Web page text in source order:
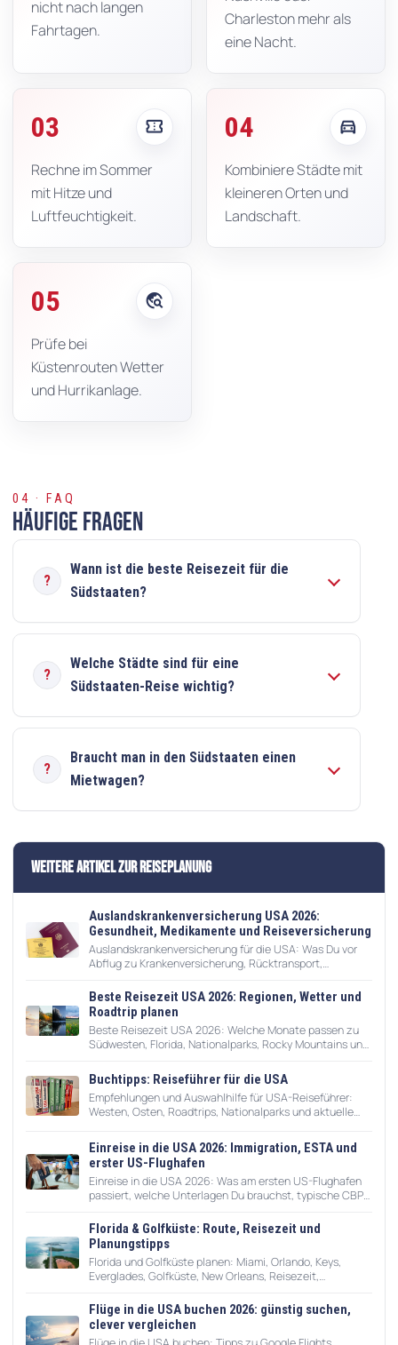
nicht nach langen
Fahrtagen.
Charleston mehr als
eine Nacht.
03 confirmation_number
Rechne im Sommer
mit Hitze und
Luftfeuchtigkeit.
04 directions_car
Kombiniere Städte mit
kleineren Orten und
Landschaft.
05 travel_explore
Prüfe bei
Küstenrouten Wetter
und Hurrikanlage.
04 · FAQ
Häufige Fragen
Wann ist die beste Reisezeit für die
Südstaaten?
Welche Städte sind für eine
Südstaaten-Reise wichtig?
Braucht man in den Südstaaten einen
Mietwagen?
Weitere Artikel zur Reiseplanung
Auslandskrankenversicherung USA 2026:
Gesundheit, Medikamente und Reiseversicherung
Auslandskrankenversicherung für die USA: Was Du vor
Abflug zu Krankenversicherung, Rücktransport,
wissen solltest.
Beste Reisezeit USA 2026: Regionen, Wetter und
Roadtrip planen
Beste Reisezeit USA 2026: Welche Monate passen zu
Südwesten, Florida, Nationalparks, Rocky Mountains und
Tipps.
Buchtipps: Reiseführer für die USA
Empfehlungen und Auswahlhilfe für USA-Reiseführer:
Westen, Osten, Roadtrips, Nationalparks und aktuelle
Einreise in die USA 2026: Immigration, ESTA und
erster US-Flughafen
Einreise in die USA 2026: Was am ersten US-Flughafen
passiert, welche Unterlagen Du brauchst, typische CBP-
Florida & Golfküste: Route, Reisezeit und
Planungstipps
Florida und Golfküste planen: Miami, Orlando, Keys,
Everglades, Golfküste, New Orleans, Reisezeit,
Flüge in die USA buchen 2026: günstig suchen,
clever vergleichen